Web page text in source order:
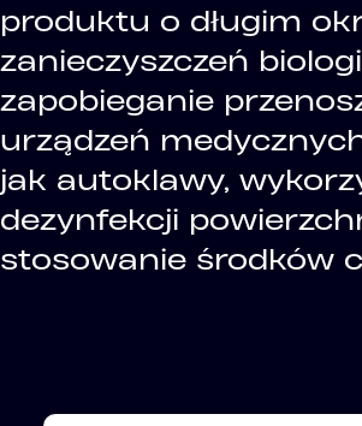
produktu o długim
zanieczyszczeń
zapobieganie
urządzeń
jak autoklawy,
dezynfekcji
stosowanie środków